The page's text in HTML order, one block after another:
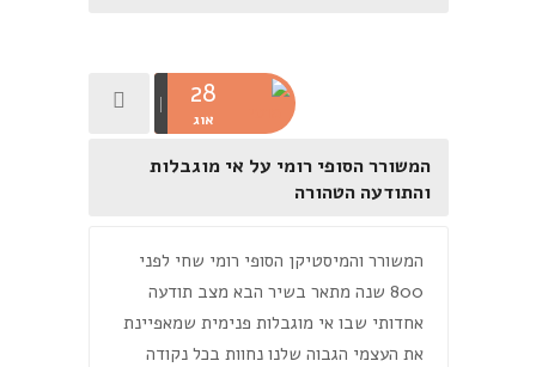
28
אוג
המשורר הסופי רומי על אי מוגבלות
והתודעה הטהורה
המשורר והמיסטיקן הסופי רומי שחי לפני
800 שנה מתאר בשיר הבא מצב תודעה
אחדותי שבו אי מוגבלות פנימית שמאפיינת
את העצמי הגבוה שלנו נחוות בכל נקודה